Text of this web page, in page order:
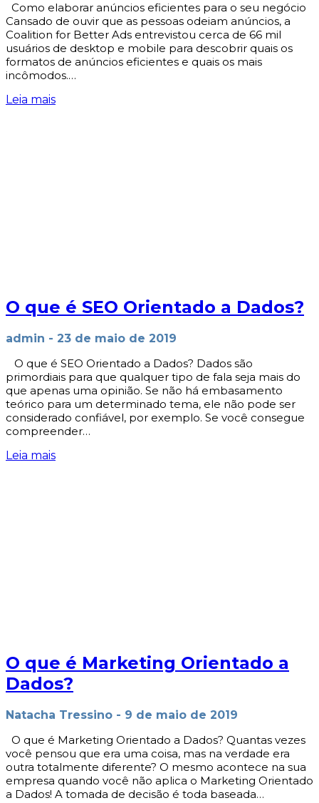
Como elaborar anúncios eficientes para o seu negócio
Cansado de ouvir que as pessoas odeiam anúncios, a
Coalition for Better Ads entrevistou cerca de 66 mil
usuários de desktop e mobile para descobrir quais os
formatos de anúncios eficientes e quais os mais
incômodos.…
Leia mais
O que é SEO Orientado a Dados?
admin - 23 de maio de 2019
O que é SEO Orientado a Dados? Dados são
primordiais para que qualquer tipo de fala seja mais do
que apenas uma opinião. Se não há embasamento
teórico para um determinado tema, ele não pode ser
considerado confiável, por exemplo. Se você consegue
compreender…
Leia mais
O que é Marketing Orientado a
Dados?
Natacha Tressino - 9 de maio de 2019
O que é Marketing Orientado a Dados? Quantas vezes
você pensou que era uma coisa, mas na verdade era
outra totalmente diferente? O mesmo acontece na sua
empresa quando você não aplica o Marketing Orientado
a Dados! A tomada de decisão é toda baseada…